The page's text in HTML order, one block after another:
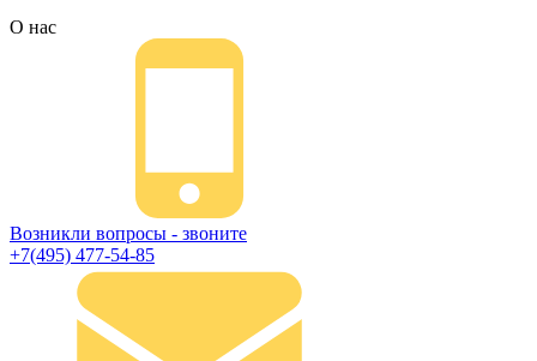
О нас
Возникли вопросы - звоните
+7(495) 477-54-85